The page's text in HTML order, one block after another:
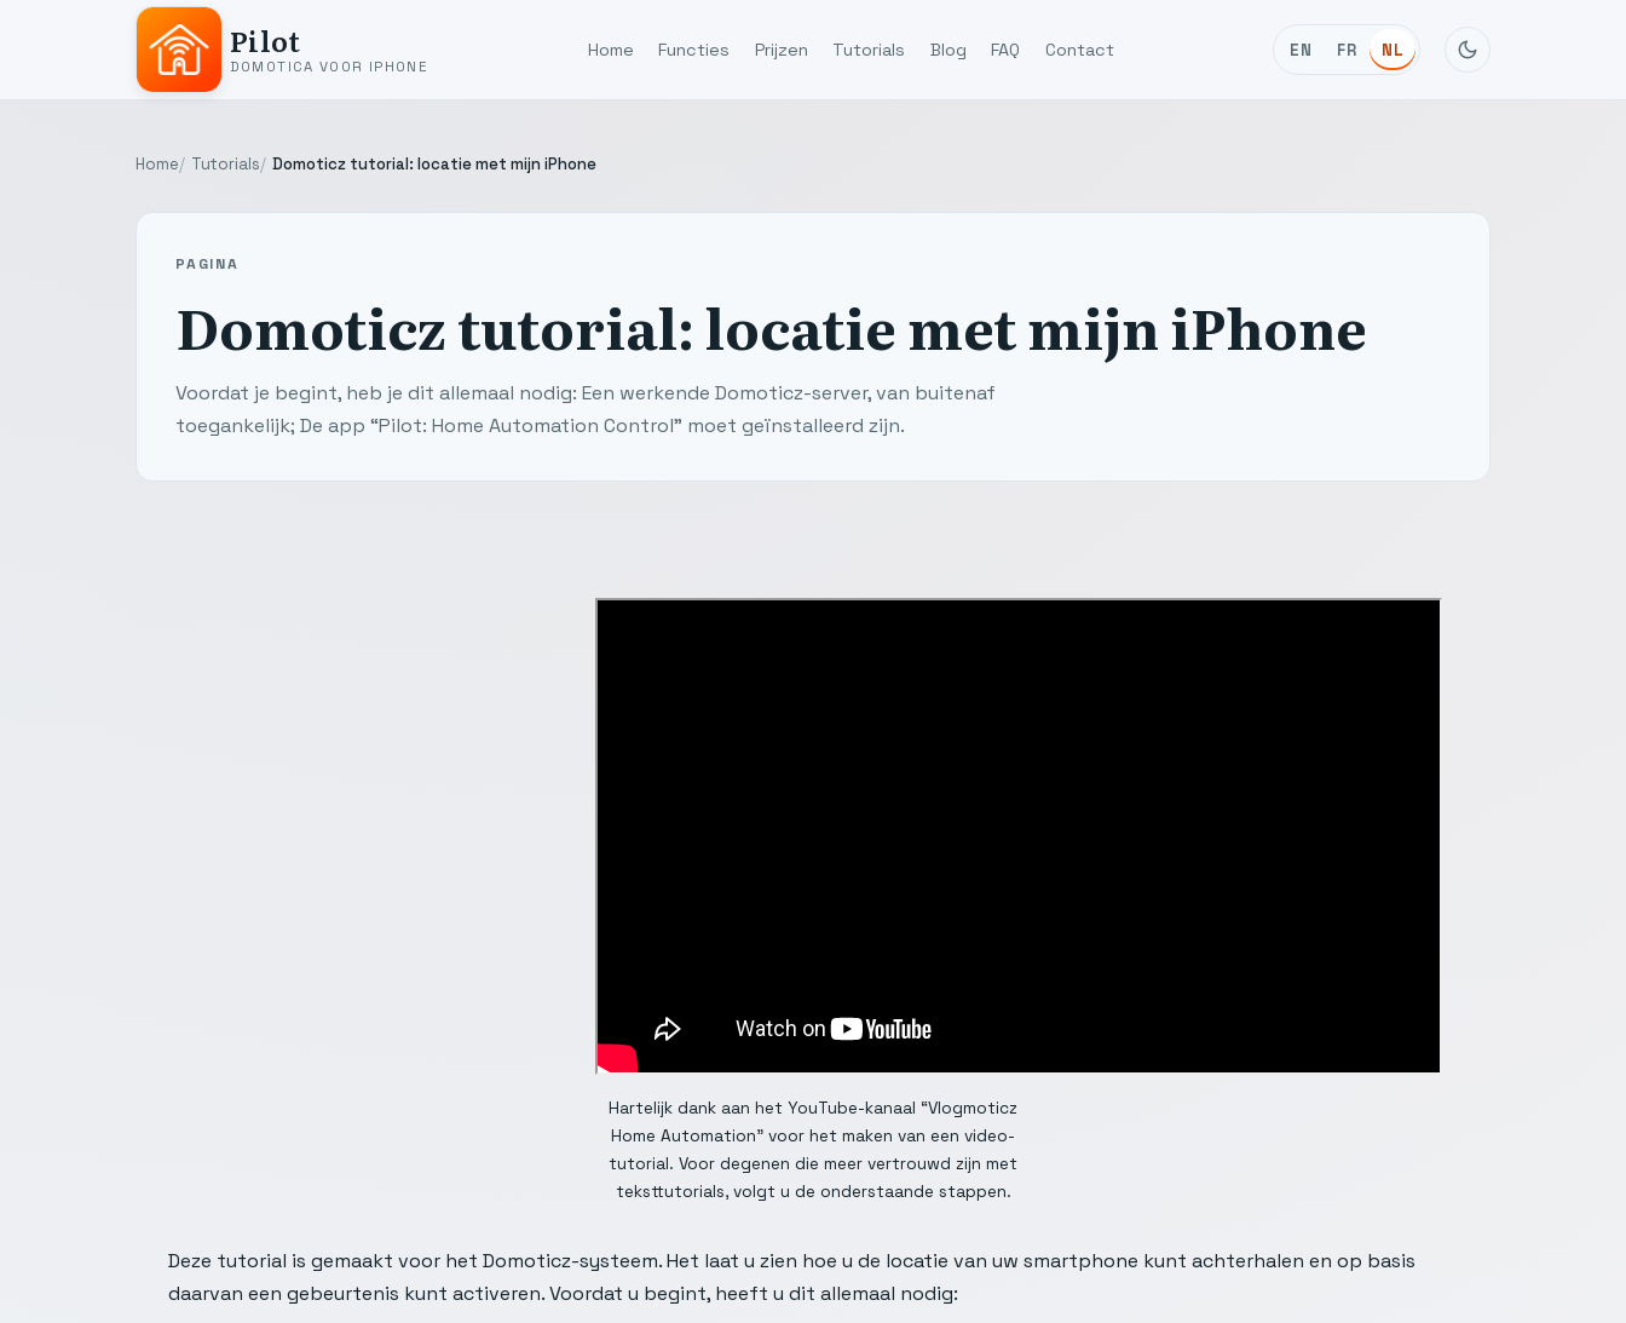
Pilot
DOMOTICA VOOR IPHONE
Home Functies Prijzen Tutorials Blog FAQ Contact EN FR NL
Home Tutorials Domoticz tutorial: locatie met mijn iPhone
PAGINA
Domoticz tutorial: locatie met mijn iPhone
Voordat je begint, heb je dit allemaal nodig: Een werkende Domoticz-server, van buitenaf
toegankelijk; De app “Pilot: Home Automation Control” moet geïnstalleerd zijn.
Hartelijk dank aan het YouTube-kanaal “Vlogmoticz
Home Automation” voor het maken van een video-
tutorial. Voor degenen die meer vertrouwd zijn met
teksttutorials, volgt u de onderstaande stappen.
Deze tutorial is gemaakt voor het Domoticz-systeem. Het laat u zien hoe u de locatie van uw smartphone kunt achterhalen en op basis
daarvan een gebeurtenis kunt activeren. Voordat u begint, heeft u dit allemaal nodig: